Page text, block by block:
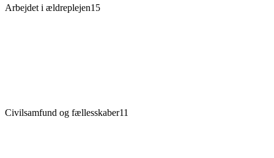
Arbejdet i ældreplejen15
Civilsamfund og fællesskaber11